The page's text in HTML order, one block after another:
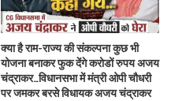
क्या है राम-राज्य की संकल्पना कुछ भी
योजना बनाकर फुक देंगे करोडों रुपय अजय
चंद्राकर…विधानसभा में मंत्री ओपी चौधरी
पर जमकर बरसे विधायक अजय चंद्राकर